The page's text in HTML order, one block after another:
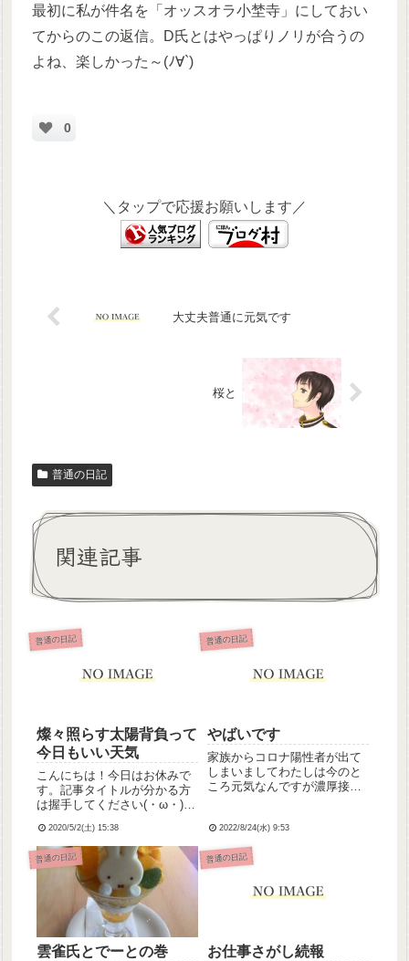
最初に私が件名を「オッスオラ小埜寺」にしておい
てからのこの返信。D氏とはやっぱりノリが合うの
よね、楽しかった～(ﾉ∀`)
0
＼タップで応援お願いします／
大丈夫普通に元気です
桜と
普通の日記
関連記事
普通の日記
燦々照らす太陽背負って
今日もいい天気
こんにちは！今日はお休みで
す。記事タイトルが分かる方
は握手してください(・ω・)ノ
天気で風も心地よいし行楽日
和ですよねぇ(;∀;)わたし基本
インドア派なんですけど、こ
んな天気いいなら出かけたく
なります。コロナまじで...
2020/5/2(土) 15:38
普通の日記
やばいです
家族からコロナ陽性者が出て
しまいましてわたしは今のと
ころ元気なんですが濃厚接触
2022/8/24(水) 9:53
普通の日記
雲雀氏とでーとの巻
普通の日記
お仕事さがし続報